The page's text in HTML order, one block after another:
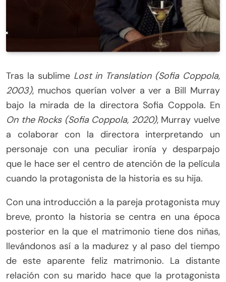
Tras la sublime Lost in Translation (Sofia Coppola,
2003), muchos querían volver a ver a Bill Murray
bajo la mirada de la directora Sofia Coppola. En
On the Rocks (Sofia Coppola, 2020), Murray vuelve
a colaborar con la directora interpretando un
personaje con una peculiar ironía y desparpajo
que le hace ser el centro de atención de la película
cuando la protagonista de la historia es su hija.
Con una introducción a la pareja protagonista muy
breve, pronto la historia se centra en una época
posterior en la que el matrimonio tiene dos niñas,
llevándonos así a la madurez y al paso del tiempo
de este aparente feliz matrimonio. La distante
relación con su marido hace que la protagonista